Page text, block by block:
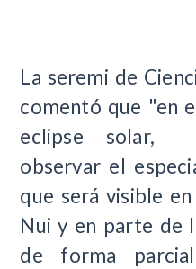
La seremi de
comentó que "en
eclipse solar,
observar el
que será visible
Nui y en parte de
de forma